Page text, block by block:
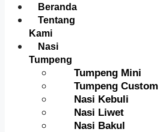
Menu
Beranda
Tentang
Kami
Nasi
Tumpeng
Tumpeng Mini
Tumpeng Custom
Nasi Kebuli
Nasi Liwet
Nasi Bakul